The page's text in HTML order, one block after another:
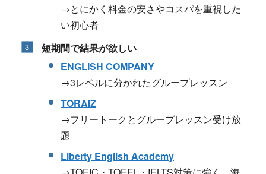
→とにかく料金の安さやコスパを重視した
い初心者
短期間で結果が欲しい
ENGLISH COMPANY
→3レベルに分かれたグループレッスン
TORAIZ
→フリートークとグループレッスン受け放
題
Liberty English Academy